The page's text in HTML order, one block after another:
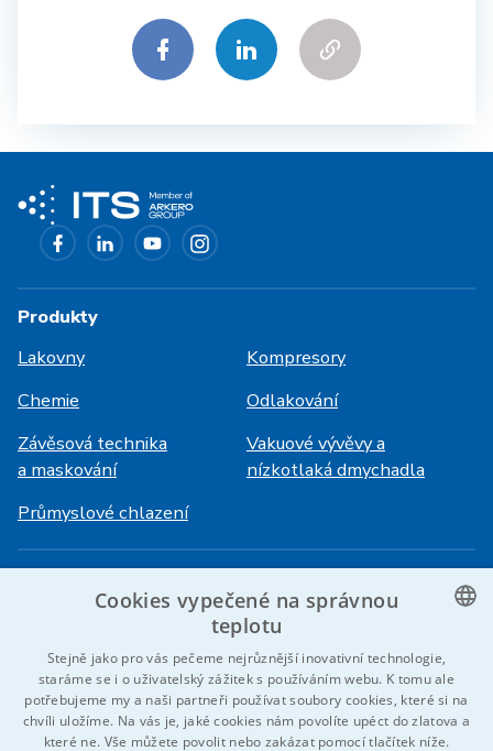
Produkty
Lakovny
Kompresory
Chemie
Odlakování
Závěsová technika
a maskování
Vakuové vývěvy a
nízkotlaká dmychadla
Průmyslové chlazení
Kariéra
Reference
HiVision
Technické listy
CZECH
GERMAN
Cookies vypečené na správnou
teplotu
Stejně jako pro vás pečeme nejrůznější inovativní technologie,
staráme se i o uživatelský zážitek s používáním webu. K tomu ale
potřebujeme my a naši partneři používat soubory cookies, které si na
chvíli uložíme. Na vás je, jaké cookies nám povolíte upéct do zlatova a
které ne. Vše můžete povolit nebo zakázat pomocí tlačítek níže.